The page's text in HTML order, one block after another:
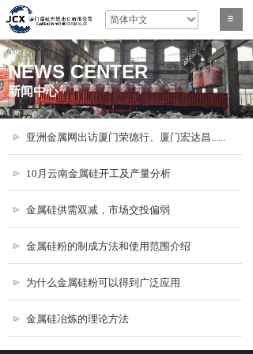
简体中文
NEWS CENTER
新闻中心
亚洲金属网出访厦门荣德行、厦门宏达昌......
10月云南金属硅开工及产量分析
金属硅供需双减，市场交投偏弱
金属硅粉的制成方法和使用范围介绍
为什么金属硅粉可以得到广泛应用
金属硅冶炼的理论方法